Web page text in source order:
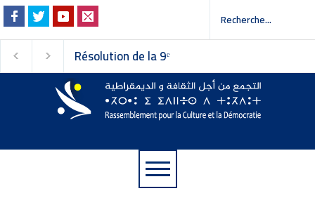
Invitation à la presse -
دعوة إلى وسائل الإعلام défendre les
Communiqué du